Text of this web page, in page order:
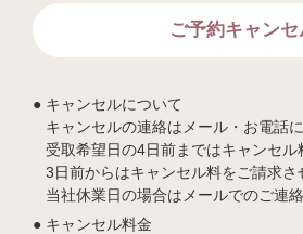
ご予約キャンセ
キャンセルについて
キャンセルの連絡はメール・お電話
受取希望日の4日前まではキャンセル
3日前からはキャンセル料をご請求さ
当社休業日の場合はメールでのご連
キャンセル料金